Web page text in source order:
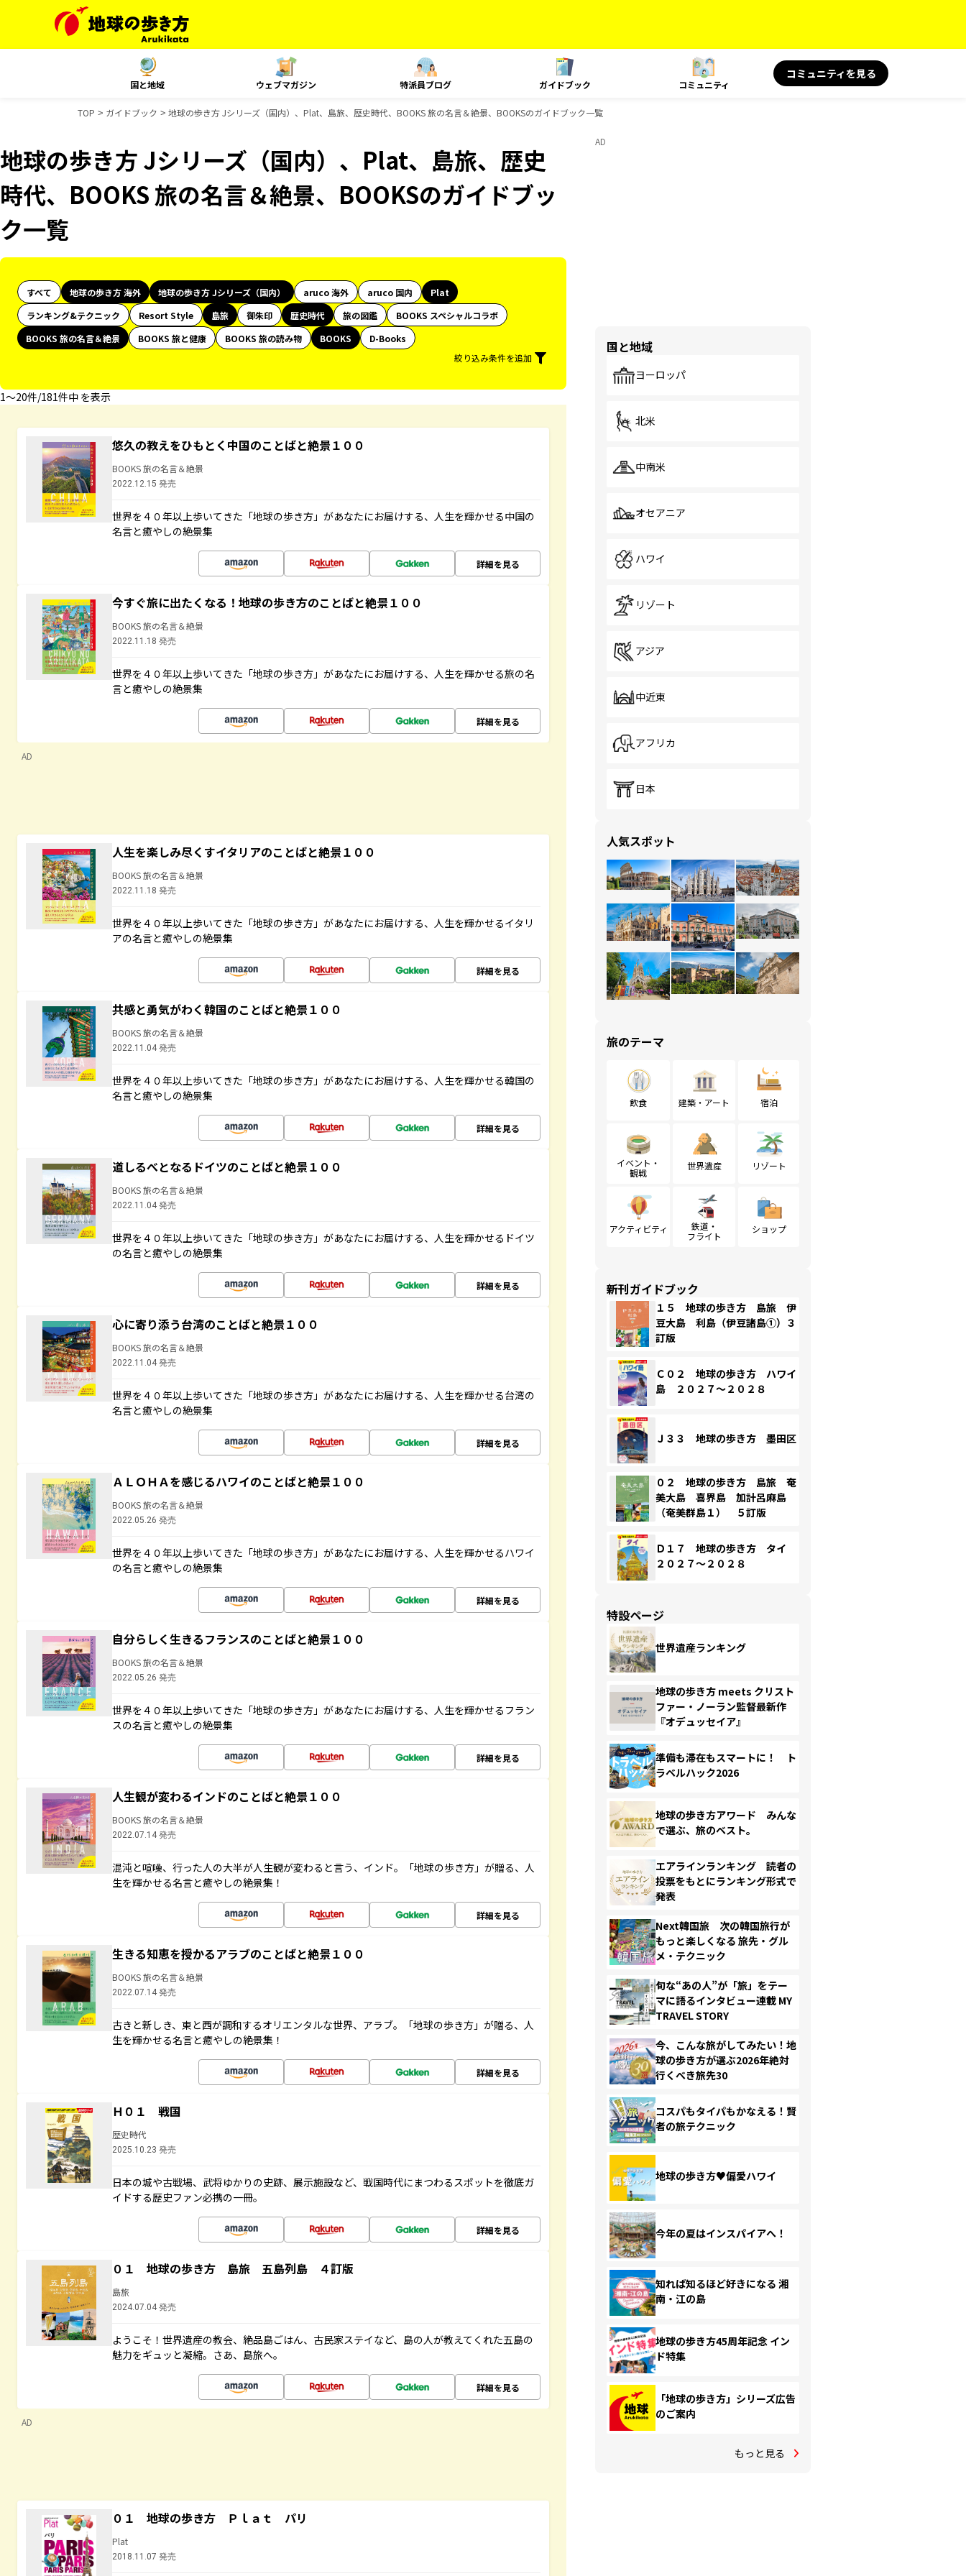
国と地域 ウェブマガジン 特派員ブログ ガイドブック コミュニティ
コミュニティを見る
TOP ガイドブック 地球の歩き方 Jシリーズ（国内）、Plat、島旅、歴史時代、BOOKS 旅の名言＆絶景、BOOKSのガイドブック一覧
地球の歩き方 Jシリーズ（国内）、Plat、島旅、歴史
時代、BOOKS 旅の名言＆絶景、BOOKSのガイドブッ
ク一覧
すべて 地球の歩き方 海外 地球の歩き方 Jシリーズ（国内） aruco 海外 aruco 国内
Plat
ランキング&テクニック
Resort Style 島旅 御朱印 歴史時代 旅の図鑑
BOOKS スペシャルコラボ
BOOKS 旅の名言＆絶景
BOOKS 旅と健康 BOOKS 旅の読み物 BOOKS
D-Books
絞り込み条件を追加
1〜20件/181件中 を表示
悠久の教えをひもとく中国のことばと絶景１００
BOOKS 旅の名言＆絶景
2022.12.15 発売
世界を４０年以上歩いてきた「地球の歩き方」があなたにお届けする、人生を輝かせる中国の
名言と癒やしの絶景集
詳細を見る
今すぐ旅に出たくなる！地球の歩き方のことばと絶景１００
BOOKS 旅の名言＆絶景
2022.11.18 発売
世界を４０年以上歩いてきた「地球の歩き方」があなたにお届けする、人生を輝かせる旅の名
言と癒やしの絶景集
詳細を見る
AD
人生を楽しみ尽くすイタリアのことばと絶景１００
BOOKS 旅の名言＆絶景
2022.11.18 発売
世界を４０年以上歩いてきた「地球の歩き方」があなたにお届けする、人生を輝かせるイタリ
アの名言と癒やしの絶景集
詳細を見る
共感と勇気がわく韓国のことばと絶景１００
BOOKS 旅の名言＆絶景
2022.11.04 発売
世界を４０年以上歩いてきた「地球の歩き方」があなたにお届けする、人生を輝かせる韓国の
名言と癒やしの絶景集
詳細を見る
道しるべとなるドイツのことばと絶景１００
BOOKS 旅の名言＆絶景
2022.11.04 発売
世界を４０年以上歩いてきた「地球の歩き方」があなたにお届けする、人生を輝かせるドイツ
の名言と癒やしの絶景集
詳細を見る
心に寄り添う台湾のことばと絶景１００
BOOKS 旅の名言＆絶景
2022.11.04 発売
世界を４０年以上歩いてきた「地球の歩き方」があなたにお届けする、人生を輝かせる台湾の
名言と癒やしの絶景集
詳細を見る
ＡＬＯＨＡを感じるハワイのことばと絶景１００
BOOKS 旅の名言＆絶景
2022.05.26 発売
世界を４０年以上歩いてきた「地球の歩き方」があなたにお届けする、人生を輝かせるハワイ
の名言と癒やしの絶景集
詳細を見る
自分らしく生きるフランスのことばと絶景１００
BOOKS 旅の名言＆絶景
2022.05.26 発売
世界を４０年以上歩いてきた「地球の歩き方」があなたにお届けする、人生を輝かせるフラン
スの名言と癒やしの絶景集
詳細を見る
人生観が変わるインドのことばと絶景１００
BOOKS 旅の名言＆絶景
2022.07.14 発売
混沌と喧噪、行った人の大半が人生観が変わると言う、インド。「地球の歩き方」が贈る、人
生を輝かせる名言と癒やしの絶景集！
詳細を見る
生きる知恵を授かるアラブのことばと絶景１００
BOOKS 旅の名言＆絶景
2022.07.14 発売
古きと新しき、東と西が調和するオリエンタルな世界、アラブ。「地球の歩き方」が贈る、人
生を輝かせる名言と癒やしの絶景集！
詳細を見る
Ｈ０１ 戦国
歴史時代
2025.10.23 発売
日本の城や古戦場、武将ゆかりの史跡、展示施設など、戦国時代にまつわるスポットを徹底ガ
イドする歴史ファン必携の一冊。
詳細を見る
０１ 地球の歩き方 島旅 五島列島 ４訂版
島旅
2024.07.04 発売
ようこそ！世界遺産の教会、絶品島ごはん、古民家ステイなど、島の人が教えてくれた五島の
魅力をギュッと凝縮。さあ、島旅へ。
詳細を見る
AD
０１ 地球の歩き方 Ｐｌａｔ パリ
Plat
2018.11.07 発売
AD
国と地域
ヨーロッパ
北米
中南米
オセアニア
ハワイ
リゾート
アジア
中近東
アフリカ
日本
人気スポット
旅のテーマ
飲食 建築・アート 宿泊
イベント・
観戦
世界遺産 リゾート
アクティビティ
鉄道・
フライト
ショップ
新刊ガイドブック
１５ 地球の歩き方 島旅 伊
豆大島 利島（伊豆諸島①）３
訂版
Ｃ０２ 地球の歩き方 ハワイ
島 ２０２７～２０２８
Ｊ３３ 地球の歩き方 墨田区
０２ 地球の歩き方 島旅 奄
美大島 喜界島 加計呂麻島
（奄美群島１） ５訂版
Ｄ１７ 地球の歩き方 タイ
２０２７～２０２８
特設ページ
世界遺産ランキング
地球の歩き方 meets クリスト
ファー・ノーラン監督最新作
『オデュッセイア』
準備も滞在もスマートに！ ト
ラベルハック2026
地球の歩き方アワード みんな
で選ぶ、旅のベスト。
エアラインランキング 読者の
投票をもとにランキング形式で
発表
Next韓国旅 次の韓国旅行が
もっと楽しくなる 旅先・グル
メ・テクニック
旬な“あの人”が「旅」をテー
マに語るインタビュー連載 MY
TRAVEL STORY
今、こんな旅がしてみたい！地
球の歩き方が選ぶ2026年絶対
行くべき旅先30
コスパもタイパもかなえる！賢
者の旅テクニック
地球の歩き方♥偏愛ハワイ
今年の夏はインスパイアへ！
知れば知るほど好きになる 湘
南・江の島
地球の歩き方45周年記念 イン
ド特集
「地球の歩き方」シリーズ広告
のご案内
もっと見る